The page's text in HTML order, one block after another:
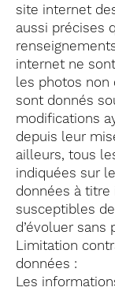
site internet
aussi précises
internet ne
les photos non
sont donnés
modifications
depuis leur
ailleurs, tous
indiquées sur
données à
susceptibles
d’évoluer sans
Limitation
données :
Les